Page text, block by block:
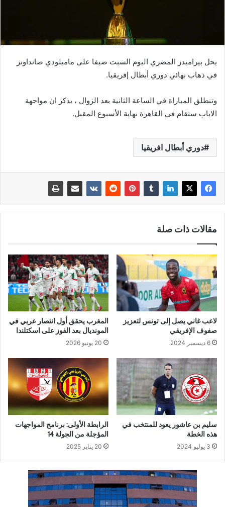
يحل بيراميدز المصري اليوم السبت ضيفا على ماميلودي صانداونز
في ذهاب نهائي دوري أبطال إفريقيا.
وتنطلق المباراة في الساعة الثانية بعد الزوال ، يذكر ان مواجهة
الاياب ستقام في القاهرة نهاية الأسبوع المقبل.
دوري أبطال افريقيا
مقالات ذات صلة
لاعب غاني يصل إلى تونس لتعزيز
صفوف الإفريقي
6 ديسمبر 2024
المغرب يحقق أول انتصار عربي في
المونديال بعد الفوز على اسكتلندا
20 يونيو 2026
سليم بن عاشور يعود للمنتخب في
هذه الخطة
3 يوليو 2024
الرابطة الأولى: برنامج المواجهات
المؤجلة من الجولة 14
20 يناير 2025